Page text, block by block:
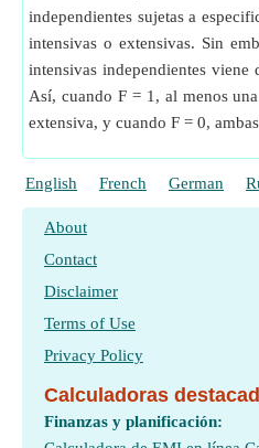
independientes sujetas a
intensivas o extensivas. Sin
intensivas independientes viene
Así, cuando F = 1, al menos
extensiva, y cuando F = 0,
English French German
About
Contact
Disclaimer
Terms of Use
Privacy Policy
Calculadoras
Finanzas y planificación: